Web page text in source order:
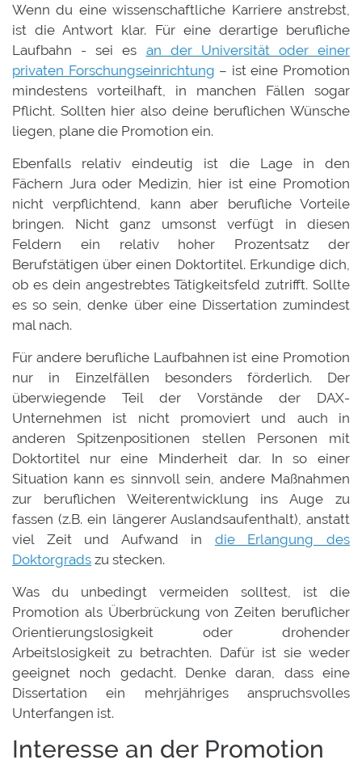
Wenn du eine wissenschaftliche Karriere anstrebst,
ist die Antwort klar. Für eine derartige berufliche
Laufbahn - sei es an der Universität oder einer
privaten Forschungseinrichtung – ist eine Promotion
mindestens vorteilhaft, in manchen Fällen sogar
Pflicht. Sollten hier also deine beruflichen Wünsche
liegen, plane die Promotion ein.
Ebenfalls relativ eindeutig ist die Lage in den
Fächern Jura oder Medizin, hier ist eine Promotion
nicht verpflichtend, kann aber berufliche Vorteile
bringen. Nicht ganz umsonst verfügt in diesen
Feldern ein relativ hoher Prozentsatz der
Berufstätigen über einen Doktortitel. Erkundige dich,
ob es dein angestrebtes Tätigkeitsfeld zutrifft. Sollte
es so sein, denke über eine Dissertation zumindest
mal nach.
Für andere berufliche Laufbahnen ist eine Promotion
nur in Einzelfällen besonders förderlich. Der
überwiegende Teil der Vorstände der DAX-
Unternehmen ist nicht promoviert und auch in
anderen Spitzenpositionen stellen Personen mit
Doktortitel nur eine Minderheit dar. In so einer
Situation kann es sinnvoll sein, andere Maßnahmen
zur beruflichen Weiterentwicklung ins Auge zu
fassen (z.B. ein längerer Auslandsaufenthalt), anstatt
viel Zeit und Aufwand in die Erlangung des
Doktorgrads zu stecken.
Was du unbedingt vermeiden solltest, ist die
Promotion als Überbrückung von Zeiten beruflicher
Orientierungslosigkeit oder drohender
Arbeitslosigkeit zu betrachten. Dafür ist sie weder
geeignet noch gedacht. Denke daran, dass eine
Dissertation ein mehrjähriges anspruchsvolles
Unterfangen ist.
Interesse an der Promotion